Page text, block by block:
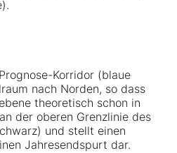
Korridor (blaue
nach Norden, so dass
theoretisch schon in
der oberen Grenzlinie des
und stellt einen
Jahresendspurt dar.